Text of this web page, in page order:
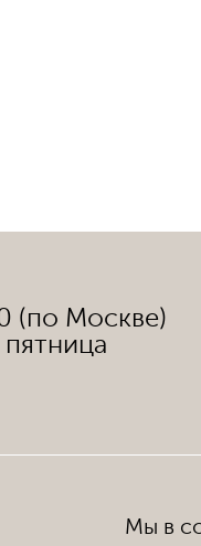
(по Москве)
Мы в